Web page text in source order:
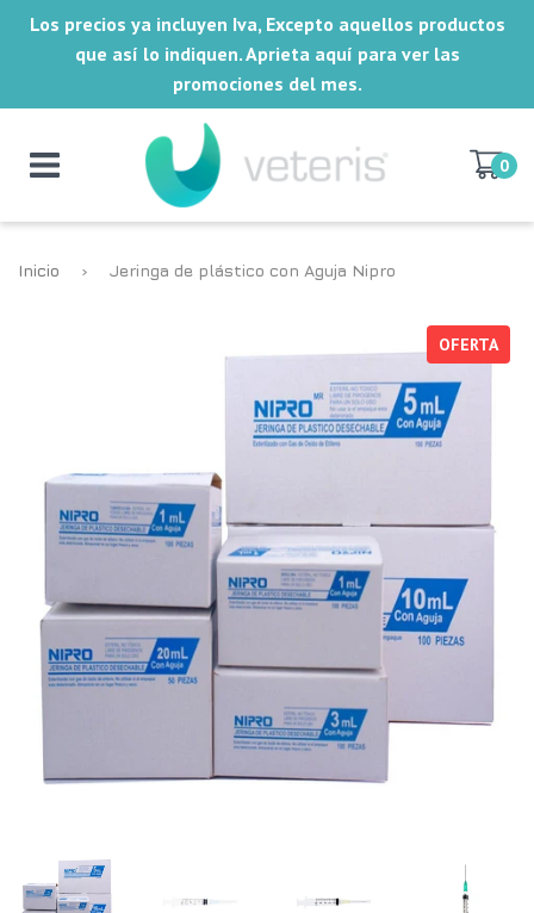
Los precios ya incluyen Iva, Excepto aquellos productos
que así lo indiquen. Aprieta aquí para ver las
promociones del mes.
0
Inicio › Jeringa de plástico con Aguja Nipro
OFERTA